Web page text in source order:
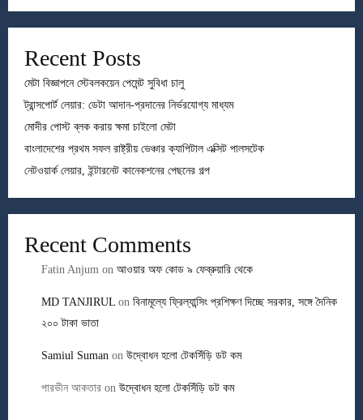
Recent Posts
মেটা বিজ্ঞাপনে স্টেবলকয়েন পেমেন্ট সুবিধা চালু
ট্রান্সপোর্ট লেয়ার: ডেটা আদান-প্রদানের নির্ভরযোগ্য মাধ্যম
মোদীর পোস্ট ব্লক করায় ক্ষমা চাইলো মেটা
বাংলাদেশের প্রথম সফল রাষ্ট্রীয় ভেঞ্চার ক্যাপিটাল এক্সিট পালসটেক
নেটওয়ার্ক লেয়ার, ইন্টারনেট কানেকশনের পেছনের গল্প
Recent Comments
Fatin Anjum on আওয়ার অফ কোড ৯ ফেব্রুয়ারি থেকে
MD TANJIRUL on বিনামূল্যে ফ্রিল্যান্সিং প্রশিক্ষণ দিচ্ছে সরকার, সঙ্গে দৈনিক
২০০ টাকা ভাতা
Samiul Suman on উদ্বোধন হলো টেকসিঁড়ি ডট কম
পারভীন আকতার on উদ্বোধন হলো টেকসিঁড়ি ডট কম